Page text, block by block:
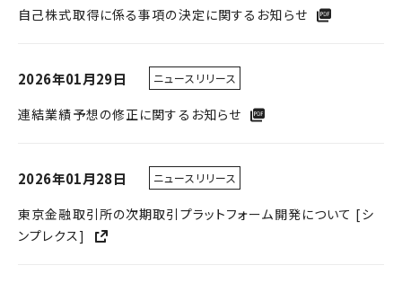
自己株式取得に係る事項の決定に関するお知らせ
2026年01月29日 ニュースリリース
連結業績予想の修正に関するお知らせ
2026年01月28日 ニュースリリース
東京金融取引所の次期取引プラットフォーム開発について [シ
ンプレクス]